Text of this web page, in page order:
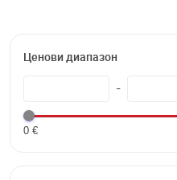
Ценови диапазон
-
0 €